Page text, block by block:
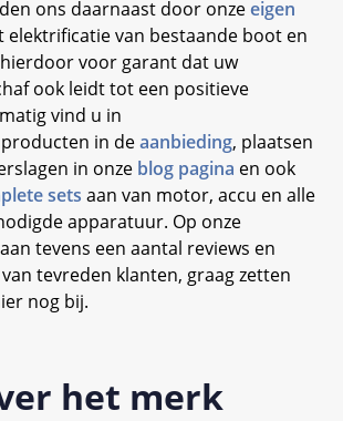
het merk
ons daarnaast door onzeeigen
elektrificatie van bestaande boot en
voor garant dat uw
ook leidt tot een positieve
vind u in
producten in deaanbieding, plaatsen
in onze blog pagina en ook
sets aan van motor, accu en alle
apparatuur. Op onze
tevens een aantal reviews en
tevreden klanten, graag zetten
nog bij.